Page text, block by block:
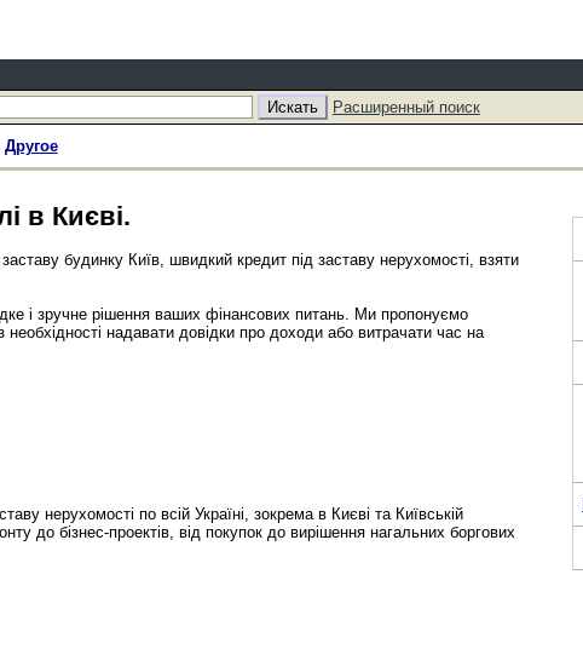
Расширенный поиск
Другое
в Києві.
будинку Київ, швидкий кредит під заставу нерухомості, взяти
і зручне рішення ваших фінансових питань. Ми пропонуємо
надавати довідки про доходи або витрачати час на
нерухомості по всій Україні, зокрема в Києві та Київській
до бізнес-проектів, від покупок до вирішення нагальних боргових